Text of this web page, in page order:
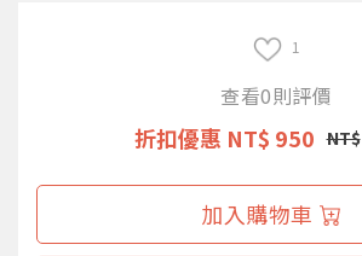
1
查看0則評價
折扣優惠 NT$ 950 NT$
加入購物車